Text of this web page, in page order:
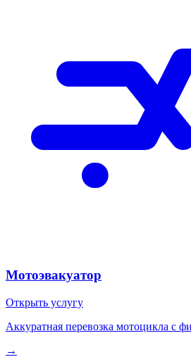
Мотоэвакуатор
Открыть услугу
Аккуратная перевозка мотоцикла с
→